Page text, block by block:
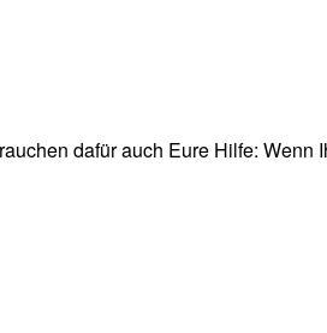
dafür auch Eure Hilfe: